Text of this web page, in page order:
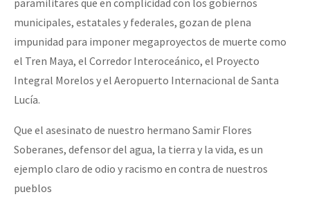
municipales, estatales y federales, gozan de plena
impunidad para imponer megaproyectos de muerte como
el Tren Maya, el Corredor Interoceánico, el Proyecto
Integral Morelos y el Aeropuerto Internacional de Santa
Lucía.
Que el asesinato de nuestro hermano Samir Flores
Soberanes, defensor del agua, la tierra y la vida, es un
ejemplo claro de odio y racismo en contra de nuestros
pueblos